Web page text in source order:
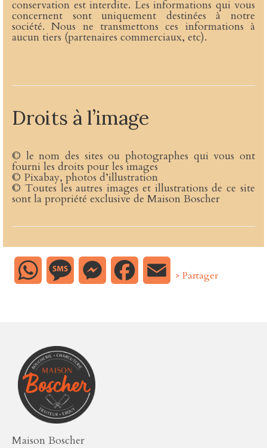
conservation est interdite. Les informations qui vous
concernent sont uniquement destinées à notre
société. Nous ne transmettons ces informations à
aucun tiers (partenaires commerciaux, etc).
Droits à l’image
© le nom des sites ou photographes qui vous ont
fourni les droits pour les images
© Pixabay, photos d’illustration
© Toutes les autres images et illustrations de ce site
sont la propriété exclusive de Maison Boscher
WhatsAppMessage MessengerFacebook Email
> Partager
Maison Boscher